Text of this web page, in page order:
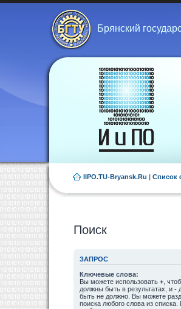
Брянский
IIPO.TU-Bryansk.Ru | Список
Поиск
ЗАПРОС
Ключевые слова:
Вы можете использовать + ,
должны быть в результатах, и -
быть не должно. Вы можете
поиска любого слова из списка.